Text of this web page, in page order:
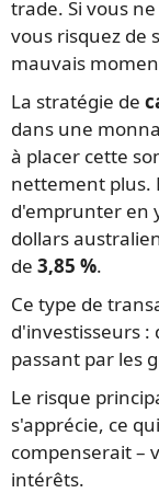
trade. Si vous
vous risquez de
mauvais
La stratégie de
dans une
à placer cette
nettement plus.
d'emprunter en
dollars
de 3,85 %.
Ce type de
d'investisseurs :
passant par les
Le risque
s'apprécie, ce
compenserait –
intérêts.